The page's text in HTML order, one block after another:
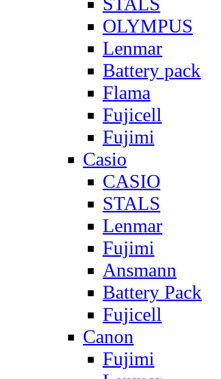
OLYMPUS
Lenmar
Battery pack
Flama
Fujicell
Fujimi
Casio
CASIO
STALS
Lenmar
Fujimi
Ansmann
Battery Pack
Fujicell
Canon
Fujimi